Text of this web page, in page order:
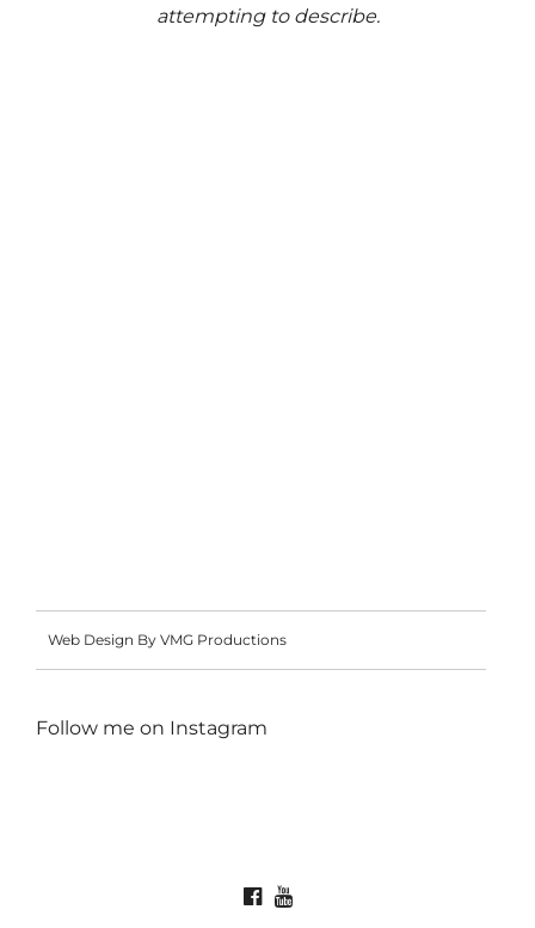
attempting to describe.
Web Design By VMG Productions
Follow me on Instagram